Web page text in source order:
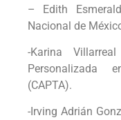
– Edith
Nacional de
-Karina
Personalizada
(CAPTA).
-Irving Adrián